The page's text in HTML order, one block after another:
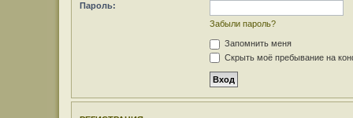
Пароль:
Забыли пароль?
Запомнить меня
Скрыть моё пребывание на